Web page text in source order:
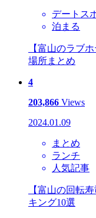
デートス
泊まる
【富山のラブ
場所まとめ
4
203,866 Views
2024.01.09
まとめ
ランチ
人気記事
【富山の回転
キング10選